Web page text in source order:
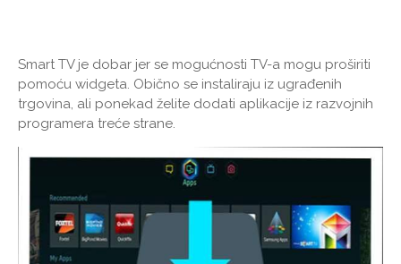
Smart TV je dobar jer se mogućnosti TV-a mogu proširiti
pomoću widgeta. Obično se instaliraju iz ugrađenih
trgovina, ali ponekad želite dodati aplikacije iz razvojnih
programera treće strane.